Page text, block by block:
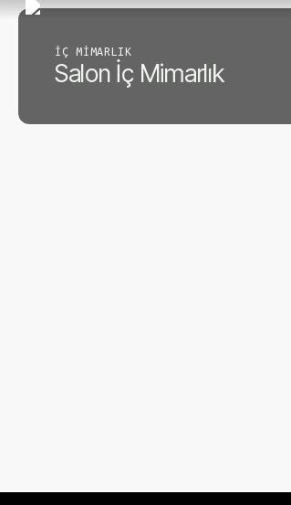
Skip
İÇ MIMARLIK
Salon İç Mimarlık